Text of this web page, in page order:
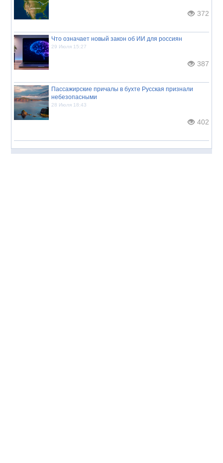
372
Что означает новый закон об ИИ для россиян
29 Июля 15:27
387
Пассажирские причалы в бухте Русская признали
небезопасными
28 Июля 18:43
402